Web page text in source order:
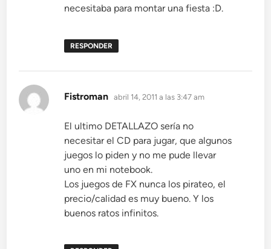
necesitaba para montar una fiesta :D.
RESPONDER
Fistroman dice:
abril 14, 2011 a las 3:47 am
El ultimo DETALLAZO sería no
necesitar el CD para jugar, que algunos
juegos lo piden y no me pude llevar
uno en mi notebook.
Los juegos de FX nunca los pirateo, el
precio/calidad es muy bueno. Y los
buenos ratos infinitos.